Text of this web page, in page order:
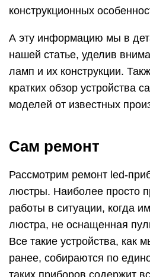
конструкционных
А эту информацию мы в
нашей статье, уделив
ламп и их конструкции.
кратких обзор устройства
моделей от известных
Сам ремонт
Рассмотрим ремонт led-
люстры. Наиболее просто
работы в ситуации, когда
люстра, не оснащенная
Все такие устройства, как
ранее, собираются по
таких приборов содержит